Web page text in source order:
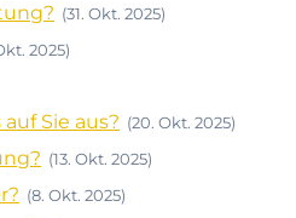
(31. Okt. 2025)
2025)
Sie aus? (20. Okt. 2025)
(13. Okt. 2025)
(8. Okt. 2025)